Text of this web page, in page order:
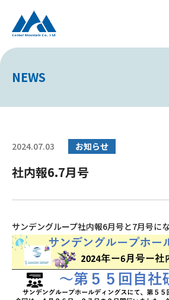
NEWS
2024.07.03 お知らせ
社内報6.7月号
サンデングループ社内報6月号と7月号に